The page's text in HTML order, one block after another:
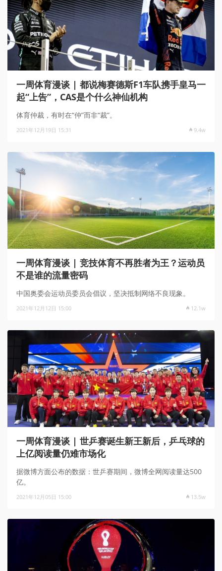
一周体育漫谈 | 都说梅赛德斯F1车队携手皇马一
起“上告”，CAS是个什么神仙机构
体育仲裁，有时在“仲”而非“裁”。
2021年12月19日 15:31 9.4w
一周体育漫谈 | 竞技体育不再胜者为王？运动员
不是谁的流量密码
中国奥委会运动员委员会倡议，坚决抵制网络不良现象。
2021年12月12日 15:00 12.1w
一周体育漫谈 | 世乒赛诞生新王新后，乒乓球的
上亿阅读量仍难市场化
据微博方面公布的数据：世乒赛期间，微博全网阅读量达500
亿。
2021年12月05日 15:00 13.5w